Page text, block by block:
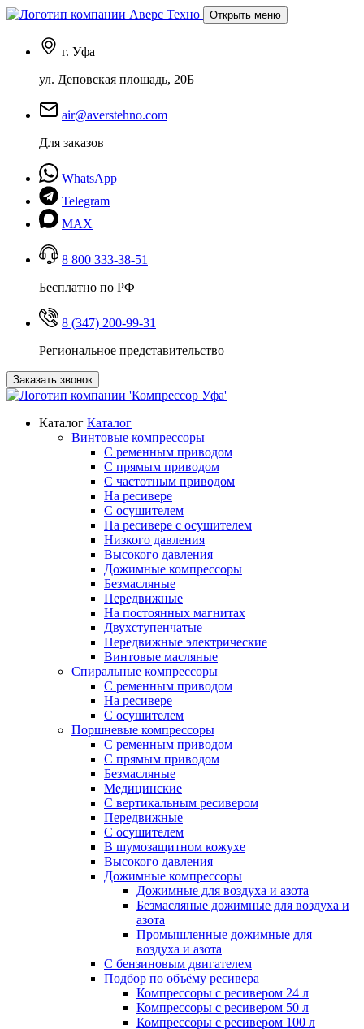
Открыть меню
г. Уфа
ул. Деповская площадь, 20Б
air@averstehno.com
Для заказов
WhatsApp
Telegram
MAX
8 800 333-38-51
Бесплатно по РФ
8 (347) 200-99-31
Региональное представительство
Заказать звонок
Каталог Каталог
Винтовые компрессоры
С ременным приводом
С прямым приводом
С частотным приводом
На ресивере
С осушителем
На ресивере с осушителем
Низкого давления
Высокого давления
Дожимные компрессоры
Безмасляные
Передвижные
На постоянных магнитах
Двухступенчатые
Передвижные электрические
Винтовые масляные
Спиральные компрессоры
С ременным приводом
На ресивере
С осушителем
Поршневые компрессоры
С ременным приводом
С прямым приводом
Безмасляные
Медицинские
С вертикальным ресивером
Передвижные
С осушителем
В шумозащитном кожухе
Высокого давления
Дожимные компрессоры
Дожимные для воздуха и азота
Безмасляные дожимные для воздуха и
азота
Промышленные дожимные для
воздуха и азота
С бензиновым двигателем
Подбор по объёму ресивера
Компрессоры с ресивером 24 л
Компрессоры с ресивером 50 л
Компрессоры с ресивером 100 л